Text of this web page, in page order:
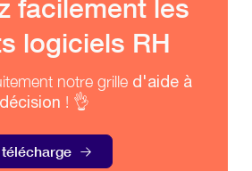
facilement les
logiciels RH
notre grille d'aide à
! 👌